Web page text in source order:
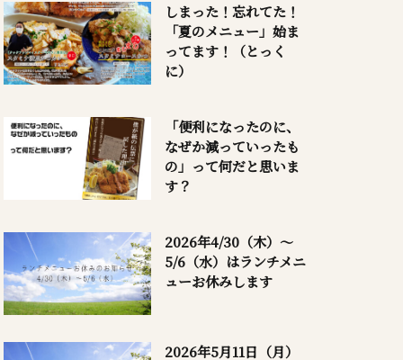
しまった！忘れてた！
「夏のメニュー」始ま
ってます！（とっく
に）
「便利になったのに、
なぜか減っていったも
の」って何だと思いま
す？
2026年4/30（木）～
5/6（水）はランチメニ
ューお休みします
2026年5月11日（月）